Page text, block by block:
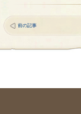
前の記事